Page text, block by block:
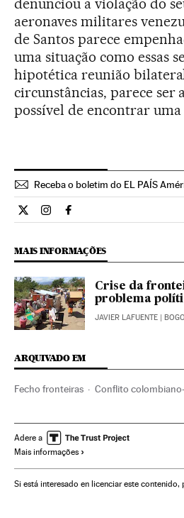
denunciou a violação do
aeronaves militares
de Santos parece
uma situação como essas
hipotética reunião
circunstâncias, parece ser
possível de encontrar uma
Receba o boletim do EL PAÍS
Internacional El País Brasil en
Internacional El País Brasil
Internacional El País
MAIS INFORMAÇÕES
Crise da
problema
JAVIER LAFUENTE |
ARQUIVADO EM
Fecho fronteiras Conflito
Conflitos fronteiriços Conflitos
Eleições Comércio Conflitos
Adere a
Mais informações
Si está interesado en licenciar este contenido,